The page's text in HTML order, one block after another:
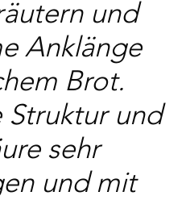
und
Anklänge
Brot.
Struktur und
sehr
und mit